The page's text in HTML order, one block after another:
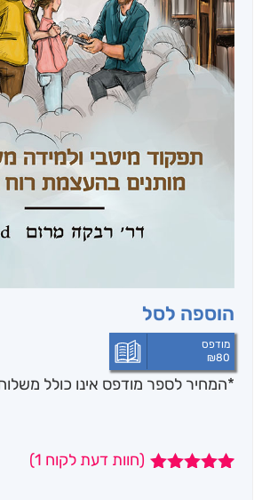
הוספה לסל
מודפס
₪80
*המחיר לספר מודפס אינו כולל
(חוות דעת לקוח 1
)